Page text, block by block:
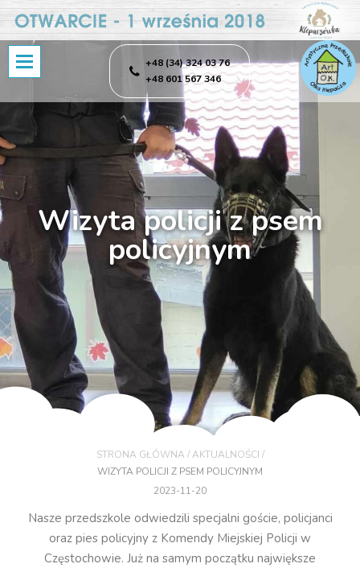
+48 (34) 324 03 76
+48 601 567 346
Wizyta policji z psem
policyjnym
STRONA GŁÓWNA /AKTUALNOŚCI /
WIZYTA POLICJI Z PSEM POLICYJNYM
2023-11-20
Nasze przedszkole odwiedzili specjalni goście, policjanci
oraz pies policyjny z Komendy Miejskiej Policji w
Częstochowie. Już na samym początku największe